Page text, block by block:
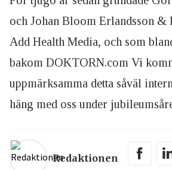
och Johan Bloom Erlandsson
Add Health Media, och som
bakom DOKTORN.com Vi
uppmärksamma detta såväl
häng med oss under
Redaktionen